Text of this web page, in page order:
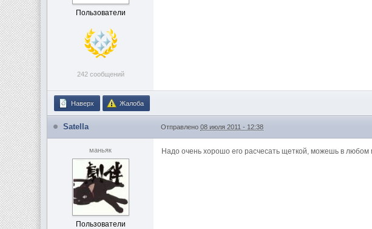
Пользователи
242 сообщений
Наверх Жалоба
Satella Отправлено08 июля 2011 - 12:38
маньяк
Пользователи
Надо очень хорошо его расчесать щеткой, можешь в любом